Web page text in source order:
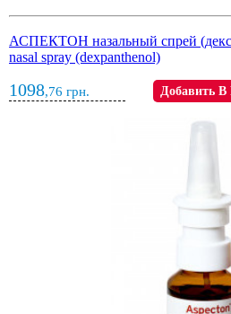
АСПЕКТОН назальный спрей
nasal spray (dexpanthenol)
1098,76 грн. Добавить В